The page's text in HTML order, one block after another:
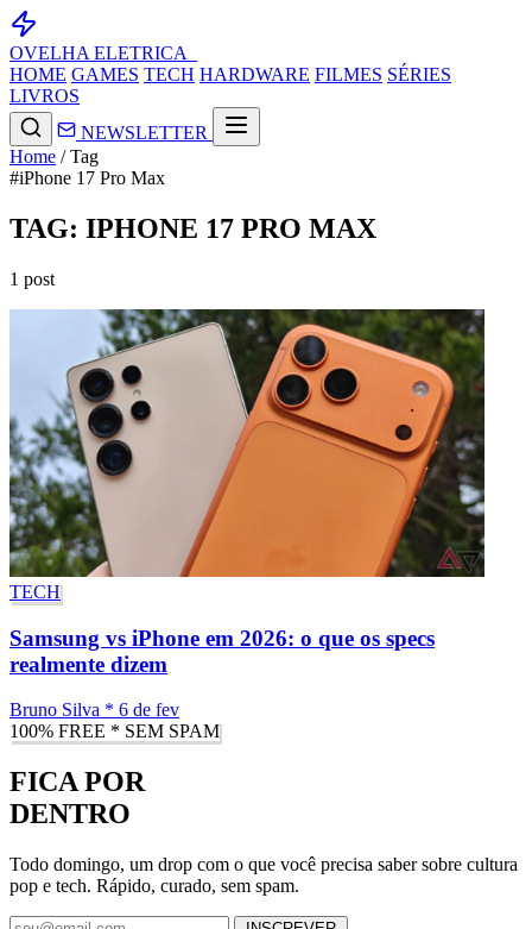
OVELHA ELETRICA_
HOME GAMES TECH HARDWARE FILMES SÉRIES
LIVROS
NEWSLETTER
Home / Tag
#iPhone 17 Pro Max
TAG: IPHONE 17 PRO MAX
1 post
TECH
Samsung vs iPhone em 2026: o que os specs
realmente dizem
Bruno Silva * 6 de fev
100% FREE * SEM SPAM
FICA POR
DENTRO
Todo domingo, um drop com o que você precisa saber sobre cultura
pop e tech. Rápido, curado, sem spam.